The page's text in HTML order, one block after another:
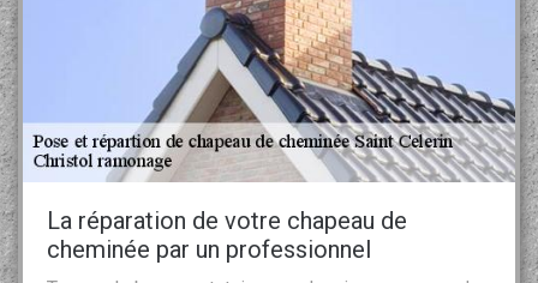
La réparation de votre chapeau de
cheminée par un professionnel